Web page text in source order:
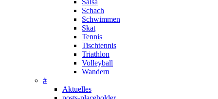
Salsa
Schach
Schwimmen
Skat
Tennis
Tischtennis
Triathlon
Volleyball
Wandern
#
Aktuelles